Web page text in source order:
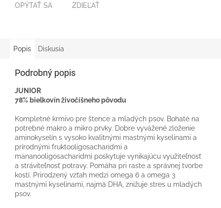
OPÝTAŤ SA ZDIEĽAŤ
Popis Diskusia
Podrobný popis
JUNIOR
78% bielkovín živočíšneho pôvodu
Kompletné krmivo pre štence a mladých psov. Bohaté na
potrebné makro a mikro prvky. Dobre vyvážené zloženie
aminokyselín s vysoko kvalitnými mastnými kyselinami a
prírodnými fruktooligosacharidmi a
mananooligosacharidmi poskytuje vynikajúcu využiteľnosť
a stráviteľnosť potravy. Pomáha pri raste a správnej tvorbe
kostí. Prirodzený vzťah medzi omega 6 a omega 3
mastnými kyselinami, najmä DHA, znižuje stres u mladých
psov.